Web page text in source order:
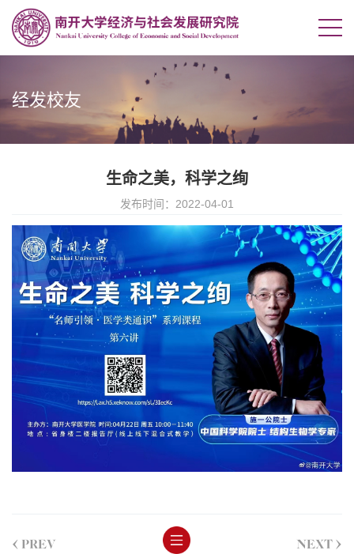
经发校友
生命之美，科学之绚
发布时间：2022-04-01
< PREV NEXT >